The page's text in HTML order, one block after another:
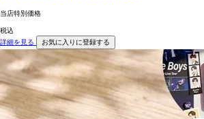
当店特別価格
税込
詳細を見る
お気に入りに登録する